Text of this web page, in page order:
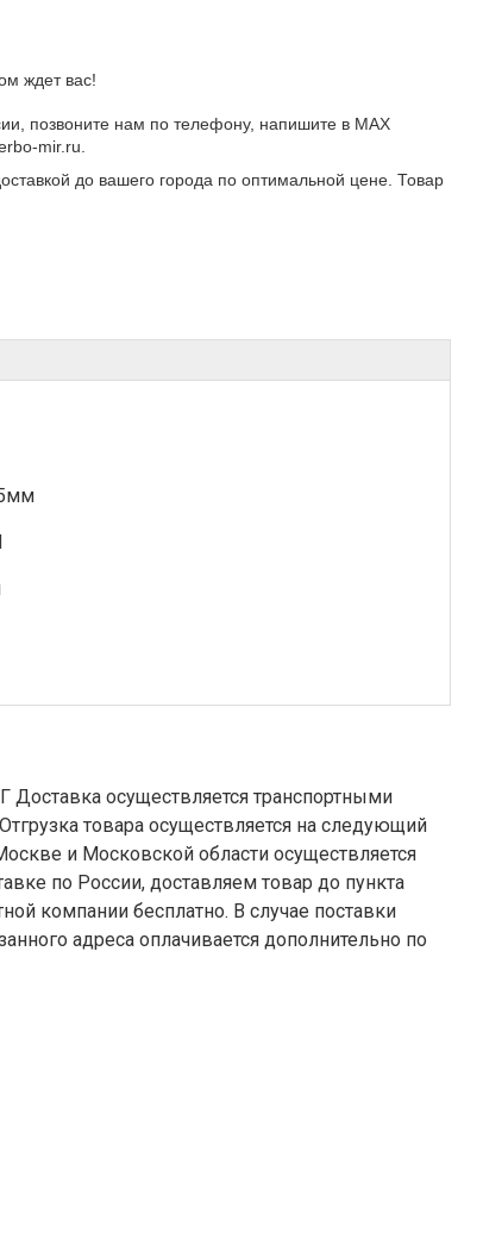
ждет вас!
позвоните нам по телефону, напишите в MAX
mir.ru.
до вашего города по оптимальной цене. Товар
товара осуществляется на следующий
бесплатно. В случае поставки
адреса оплачивается дополнительно по